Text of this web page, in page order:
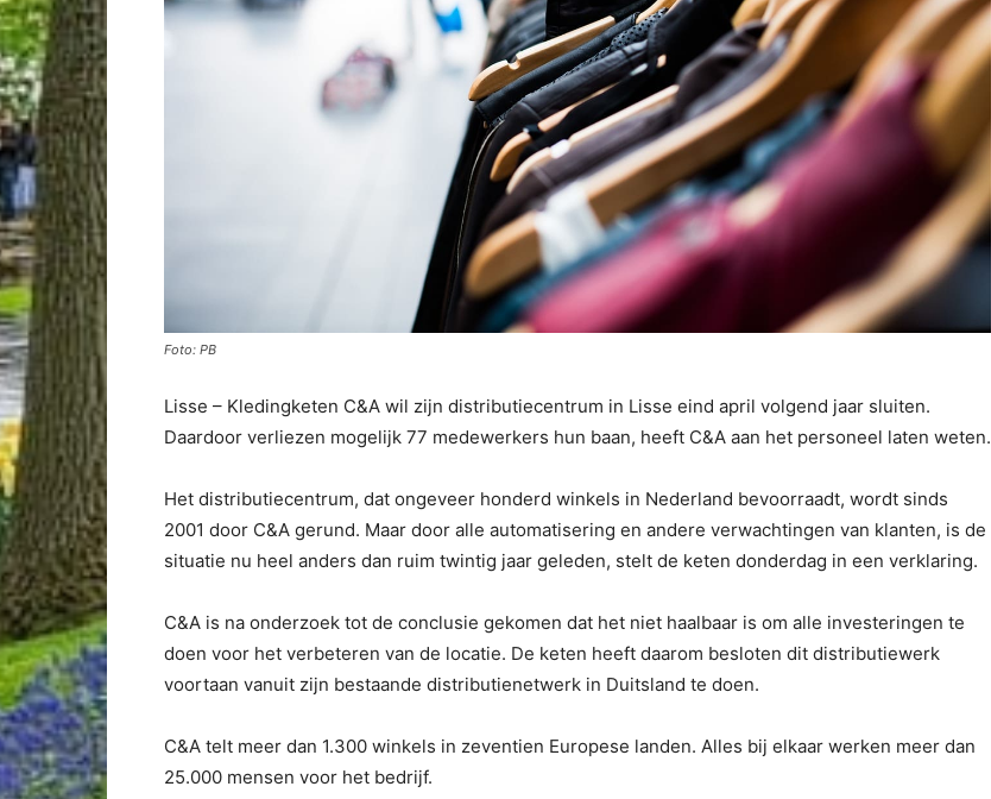
Foto: PB
Lisse – Kledingketen C&A wil zijn distributiecentrum in Lisse eind april volgend jaar sluiten.
Daardoor verliezen mogelijk 77 medewerkers hun baan, heeft C&A aan het personeel laten weten.
Het distributiecentrum, dat ongeveer honderd winkels in Nederland bevoorraadt, wordt sinds
2001 door C&A gerund. Maar door alle automatisering en andere verwachtingen van klanten, is de
situatie nu heel anders dan ruim twintig jaar geleden, stelt de keten donderdag in een verklaring.
C&A is na onderzoek tot de conclusie gekomen dat het niet haalbaar is om alle investeringen te
doen voor het verbeteren van de locatie. De keten heeft daarom besloten dit distributiewerk
voortaan vanuit zijn bestaande distributienetwerk in Duitsland te doen.
C&A telt meer dan 1.300 winkels in zeventien Europese landen. Alles bij elkaar werken meer dan
25.000 mensen voor het bedrijf.